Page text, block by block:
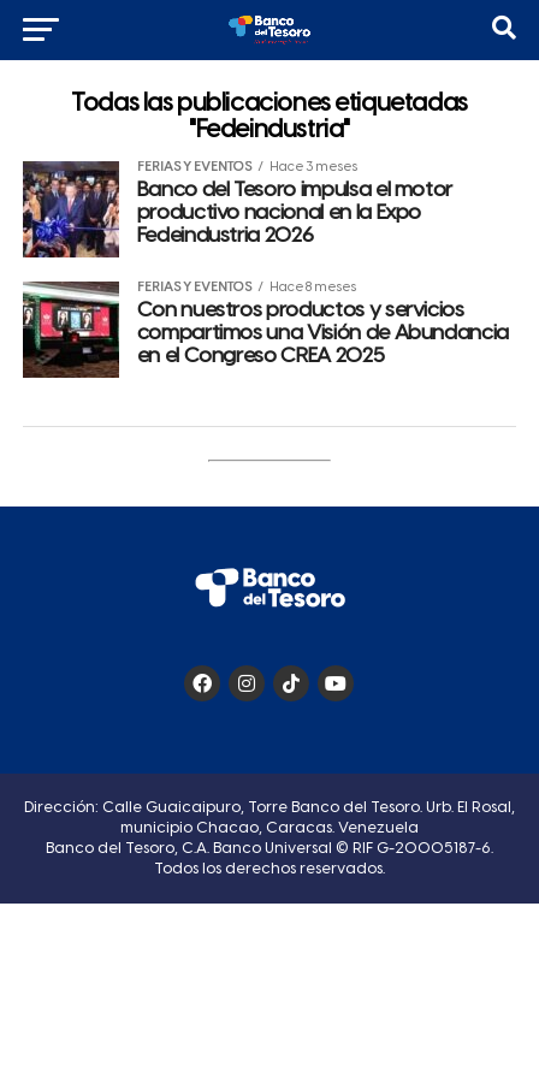
Todas las publicaciones etiquetadas
"Fedeindustria"
FERIAS Y EVENTOS Hace 3 meses
Banco del Tesoro impulsa el motor
productivo nacional en la Expo
Fedeindustria 2026
FERIAS Y EVENTOS Hace 8 meses
Con nuestros productos y servicios
compartimos una Visión de Abundancia
en el Congreso CREA 2025
Dirección: Calle Guaicaipuro, Torre Banco del Tesoro. Urb. El Rosal,
municipio Chacao, Caracas. Venezuela
Banco del Tesoro, C.A. Banco Universal © RIF G-20005187-6.
Todos los derechos reservados.